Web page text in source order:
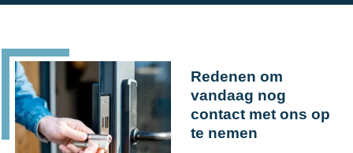
Redenen om
vandaag nog
contact met ons op
te nemen